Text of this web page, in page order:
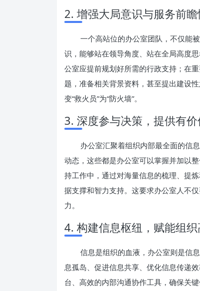
2. 增强大局意识与服务前瞻
一个高站位的办公室团队，不仅能
识，能够站在领导角度、站在全局高度
公室应提前规划好所需的行政支持；在
题，准备相关背景资料，甚至提出建设
变“救火员”为“防火墙”。
3. 深度参与决策，提供有
办公室汇聚着组织内部最全面的信
动态，这些都是办公室可以掌握并加以
持工作中，通过对海量信息的梳理、提
据支撑和智力支持。这要求办公室人不
力。
4. 构建信息枢纽，赋能组
信息是组织的血液，办公室则是信
息孤岛、促进信息共享、优化信息传递
台、高效的内部沟通协作工具，确保关